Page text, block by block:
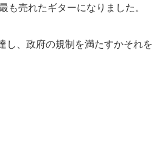
売れたギターになりました。
、政府の規制を満たすかそれを